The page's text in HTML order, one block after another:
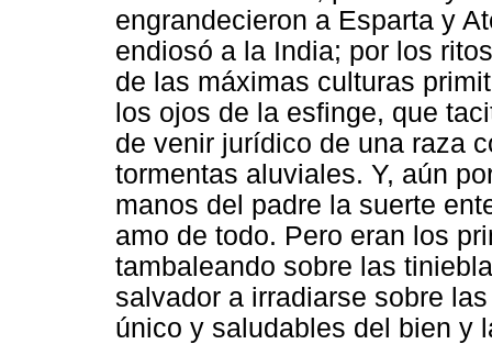
engrandecieron a Esparta y
endiosó a la India; por los
de las máximas culturas
los ojos de la esfinge, que
de venir jurídico de una raza
tormentas aluviales. Y, aún
manos del padre la suerte
amo de todo. Pero eran los
tambaleando sobre las
salvador a irradiarse sobre
único y saludables del bien y